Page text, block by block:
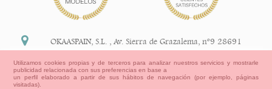
OKAASPAIN, S.L. ,Av. Sierra de Grazalema, nº9 28691
+34 91 113 89 09
Utilizamos cookies propias y de terceros para analizar nuestros servicios y mostrarle
publicidad relacionada con sus preferencias en base a
un perfil elaborado a partir de sus hábitos de navegación (por ejemplo, páginas
visitadas).